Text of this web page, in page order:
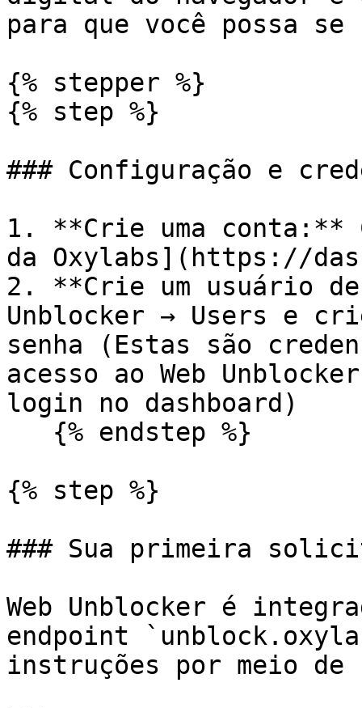
para que você possa
{% stepper %}
{% step %}
### Configuração e
1. **Crie uma conta:**
da Oxylabs](https://
2. **Crie um usuário de
Unblocker → Users e
senha (Estas são
acesso ao Web
login no dashboard)
{% step %}
### Sua primeira
Web Unblocker é
endpoint
instruções por meio de